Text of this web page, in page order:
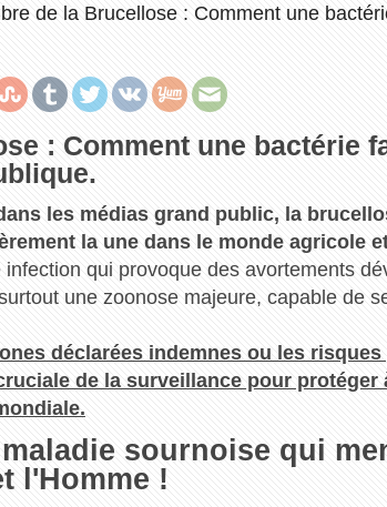
de la Brucellose : Comment une
: Comment une bactérie
les médias grand public, la
la une dans le monde agricole
qui provoque des avortements
une zoonose majeure, capable de
déclarées indemnes ou les
de la surveillance pour protéger
sournoise qui
l'Homme !